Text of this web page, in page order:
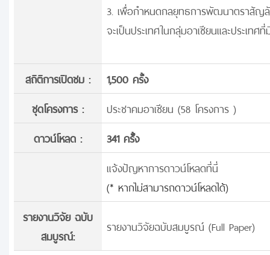
3. เพื่อกำหนดกลยุทธการพัฒนาตราสัญลั
จะเป็นประเทศในกลุ่มอาเซียนและประเท
สถิติการเปิดชม :
1,500 ครั้ง
ชุดโครงการ :
ประชาคมอาเซียน (58 โครงการ )
ดาวน์โหลด :
341 ครั้้ง
แจ้งปัญหาการดาวน์โหลดที่นี่
(* หากไม่สามารถดาวน์โหลดได้)
รายงานวิจัย ฉบับ
สมบูรณ์:
รายงานวิจัยฉบับสมบูรณ์ (Full Paper)